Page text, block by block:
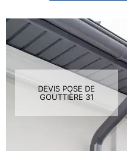
DEVIS POSE DE
GOUTTIÈRE 31